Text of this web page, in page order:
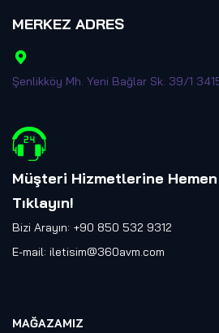
MERKEZ ADRES
Şenlikköy Mh. Yeni Bağlar Sk. 39/1
Müşteri Hizmetlerine
Tıklayın!
Bizi Arayın: +90 850 532 9312
E-mail: iletisim@360avm.com
MAĞAZAMIZ